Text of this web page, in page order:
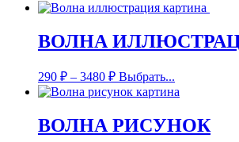
ВОЛНА
290 ₽ – 3480 ₽ Выбрать...
ВОЛНА РИСУНОК